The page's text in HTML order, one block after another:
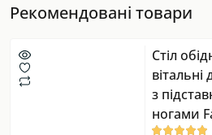
Рекомендовані товари
Стіл
з
ногами